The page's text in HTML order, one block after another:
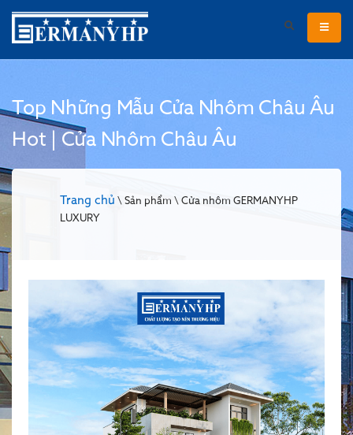
Top Những Mẫu Cửa Nhôm Châu Âu
Hot | Cửa Nhôm Châu Âu
Trang chủ \ Sản phẩm \ Cửa nhôm GERMANYHP
LUXURY